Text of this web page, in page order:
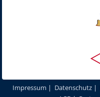
Impressum | Datenschutz |